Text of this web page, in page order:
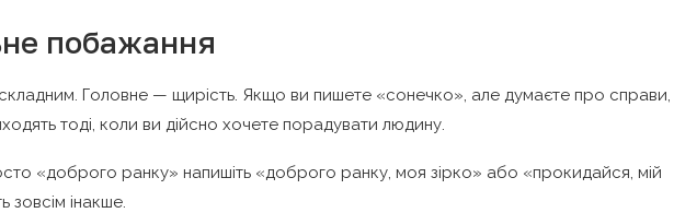
побажання
Головне — щирість. Якщо ви пишете «сонечко», але думаєте про справи,
тоді, коли ви дійсно хочете порадувати людину.
«доброго ранку» напишіть «доброго ранку, моя зірко» або «прокидайся, мій
зовсім інакше.